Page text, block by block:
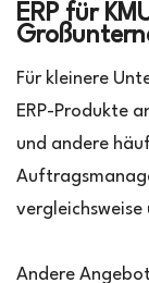
ERP für
Für kleinere
ERP-Produkte
und andere
Andere